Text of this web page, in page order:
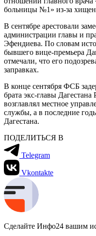
больницы №1» из-за
В сентябре арестовали
администрации главы и
Эфендиева. По словам
бывшего вице-премьера
отмечали, что его
заправках.
В конце сентября ФСБ
брата экс-главы
возглавлял местное
службы, а в последние
Дагестана.
ПОДЕЛИТЬСЯ В
Telegram
Vkontakte
Сделайте Инфо24 вашим